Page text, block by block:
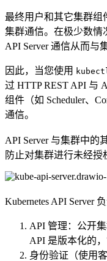
最终用户和其它集群组
集群通信。在极少数情
API Server 通信从而与
因此，当您使用
过 HTTP REST API 与
组件（如 Scheduler、
通信。
API Server 与集群中的
防止对集群进行未经授
Kubernetes API Server
API 管理：公开
API 是版本化的
身份验证（使用